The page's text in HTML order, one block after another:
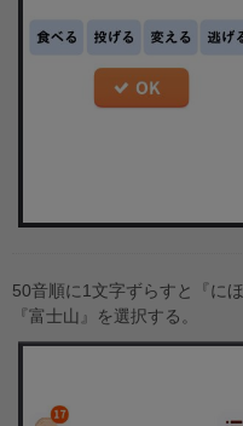
50音順に1文字ずらすと『に
『富士山』を選択する。